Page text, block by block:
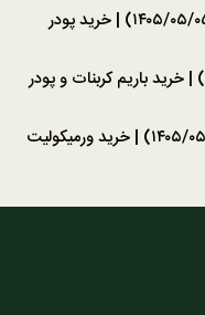
قیمت هر تن سنگ تالک سفید افغانی (۱۴۰۵/۰۵/۰۵) | خرید پودر
قیمت کربنات باریم صنعتی (۱۴۰۵/۰۵/۰۵) | خرید باریم کربنات و پودر
قیمت ورمیکولیت طلایی و ورقه ای (۱۴۰۵/۰۵/۰۵) | خرید ورمیکولیت